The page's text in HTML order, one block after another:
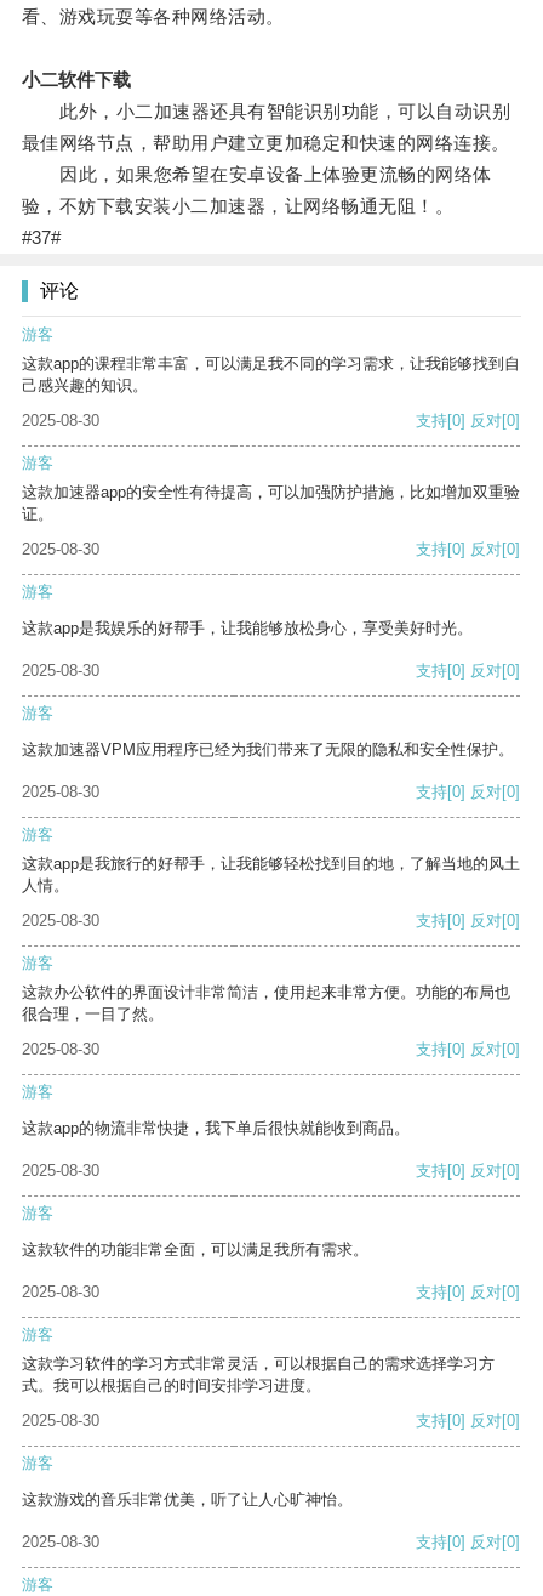
看、游戏玩耍等各种网络活动。
小二软件下载
此外，小二加速器还具有智能识别功能，可以自动识别
最佳网络节点，帮助用户建立更加稳定和快速的网络连接。
因此，如果您希望在安卓设备上体验更流畅的网络体
验，不妨下载安装小二加速器，让网络畅通无阻！。
#37#
评论
游客
这款app的课程非常丰富，可以满足我不同的学习需求，让我能够找到自
己感兴趣的知识。
2025-08-30
支持[0] 反对[0]
游客
这款加速器app的安全性有待提高，可以加强防护措施，比如增加双重验
证。
2025-08-30
支持[0] 反对[0]
游客
这款app是我娱乐的好帮手，让我能够放松身心，享受美好时光。
2025-08-30 支持[0] 反对[0]
游客
这款加速器VPM应用程序已经为我们带来了无限的隐私和安全性保护。
2025-08-30 支持[0] 反对[0]
游客
这款app是我旅行的好帮手，让我能够轻松找到目的地，了解当地的风土
人情。
2025-08-30
支持[0] 反对[0]
游客
这款办公软件的界面设计非常简洁，使用起来非常方便。功能的布局也
很合理，一目了然。
2025-08-30
支持[0] 反对[0]
游客
这款app的物流非常快捷，我下单后很快就能收到商品。
2025-08-30 支持[0] 反对[0]
游客
这款软件的功能非常全面，可以满足我所有需求。
2025-08-30 支持[0] 反对[0]
游客
这款学习软件的学习方式非常灵活，可以根据自己的需求选择学习方
式。我可以根据自己的时间安排学习进度。
2025-08-30
支持[0] 反对[0]
游客
这款游戏的音乐非常优美，听了让人心旷神怡。
2025-08-30 支持[0] 反对[0]
游客